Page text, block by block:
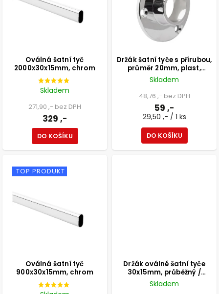
Oválná šatní tyč
2000x30x15mm, chrom
Skladem
271,90 ,- bez DPH
329 ,-
DO KOŠÍKU
Držák šatní tyče s přírubou,
průměr 20mm, plast,
chrom, 2 ks
Skladem
48,76 ,- bez DPH
59 ,-
29,50 ,- / 1 ks
DO KOŠÍKU
TOP PRODUKT
Oválná šatní tyč
900x30x15mm, chrom
Držák oválné šatní tyče
30x15mm, průběžný /
seřiditelný, chrom
Skladem